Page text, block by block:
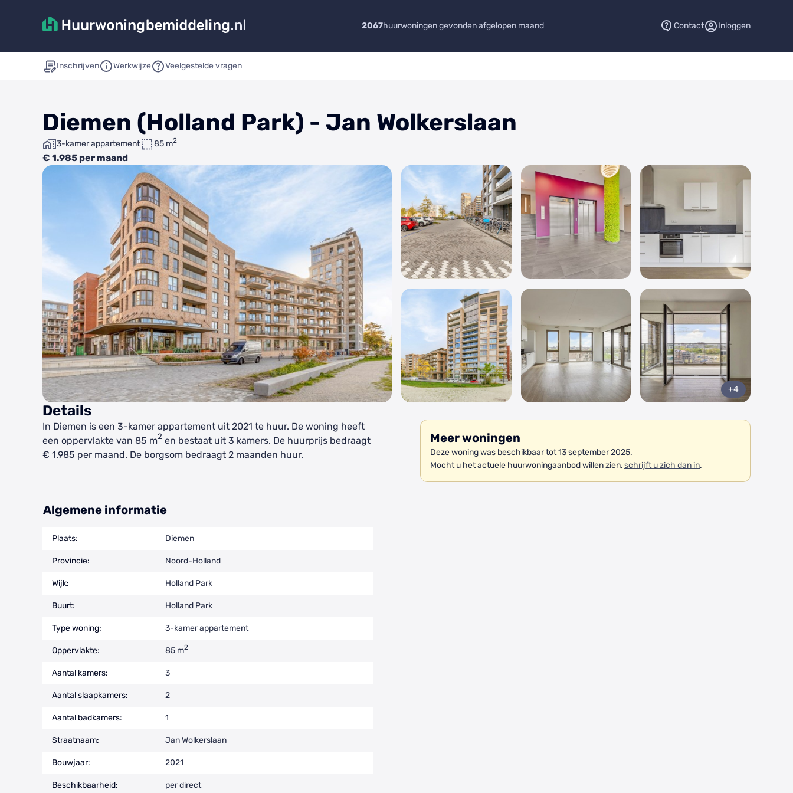
2067huurwoningen gevonden afgelopen maand Contact Inloggen
Inschrijven Werkwijze Veelgestelde vragen
Diemen (Holland Park) - Jan Wolkerslaan
3-kamer appartement 85 m2
€ 1.985 per maand
+4
Details
In Diemen is een 3-kamer appartement uit 2021 te huur. De woning heeft
een oppervlakte van 85 m2 en bestaat uit 3 kamers. De huurprijs bedraagt
€ 1.985 per maand. De borgsom bedraagt 2 maanden huur.
Meer woningen
Deze woning was beschikbaar tot 13 september 2025.
Mocht u het actuele huurwoningaanbod willen zien,schrijft u zich dan in.
Algemene informatie
Plaats: Diemen
Provincie: Noord-Holland
Wijk: Holland Park
Buurt: Holland Park
Type woning: 3-kamer appartement
Oppervlakte: 85 m2
Aantal kamers: 3
Aantal slaapkamers: 2
Aantal badkamers: 1
Straatnaam: Jan Wolkerslaan
Bouwjaar: 2021
Beschikbaarheid: per direct